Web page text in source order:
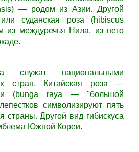
— родом из Азии. Другой
суданская роза (hibiscus
из междуречья Нила, из него
служат национальными
стран. Китайская роза —
(bunga raya — "большой
символизируют пять
страны. Другой вид гибискуса
Южной Кореи.